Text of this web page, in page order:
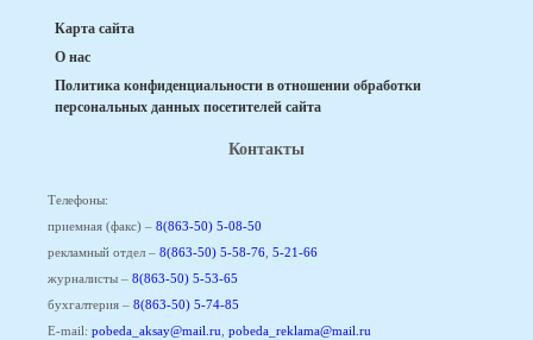
Карта сайта
О нас
Политика конфиденциальности в отношении обработки
персональных данных посетителей сайта
Контакты
Телефоны:
приемная (факс) – 8(863-50) 5-08-50
рекламный отдел – 8(863-50) 5-58-76 5-21-66
журналисты – 8(863-50) 5-53-65
бухгалтерия – 8(863-50) 5-74-85
E-mail: pobeda_aksay@mail.ru pobeda_reklama@mail.ru